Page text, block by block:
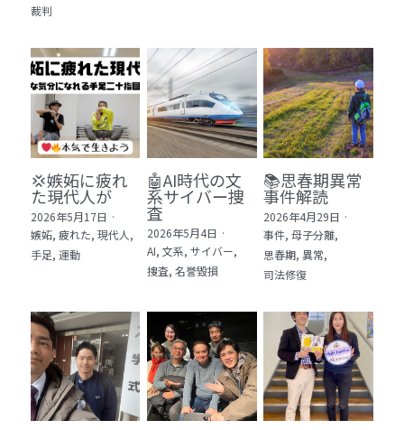
裁判
💢嫉妬に疲れ
た現代人が
2026年5月17日 ·
嫉妬, 疲れた, 現代人,
手足, 運動
🤖AI時代の文
系サイバー捜
査
2026年5月4日 ·
AI, 文系, サイバー,
捜査, 名誉毀損
📚思春期異常
事件解読
2026年4月29日 ·
事件, 母子分離,
思春期, 異常,
司法修復